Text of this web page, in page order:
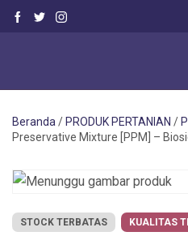
Beranda / PRODUK PERTANIAN /
Preservative Mixture [PPM] –
STOCK TERBATAS KUALITAS